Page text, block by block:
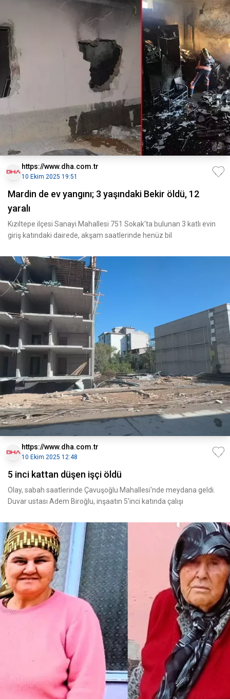
https://www.dha.com.tr
10 Ekim 2025 19:51
Mardin de ev yangını; 3 yaşındaki Bekir öldü, 12
yaralı
Kızıltepe ilçesi Sanayi Mahallesi 751 Sokak'ta bulunan 3 katlı evin
giriş katındaki dairede, akşam saatlerinde henüz bil
https://www.dha.com.tr
10 Ekim 2025 12:48
5 inci kattan düşen işçi öldü
Olay, sabah saatlerinde Çavuşoğlu Mahallesi'nde meydana geldi.
Duvar ustası Adem Biroğlu, inşaatın 5’inci katında çalışı